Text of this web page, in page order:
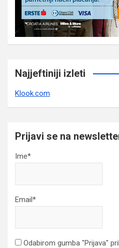
Najjeftiniji izleti
Klook.com
Prijavi se na
Ime*
Email*
Odabirom gumba "Prijava"